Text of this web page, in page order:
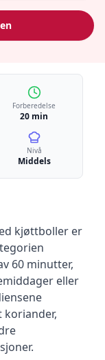
Forberedelse
20 min
Nivå
Middels
kjøttboller er
60 minutter,
eller